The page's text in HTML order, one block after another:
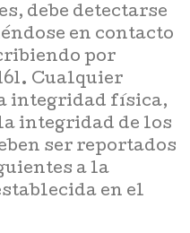
debe detectarse
en contacto
por
Cualquier
integridad física,
integridad de los
ser reportados
a la
en el